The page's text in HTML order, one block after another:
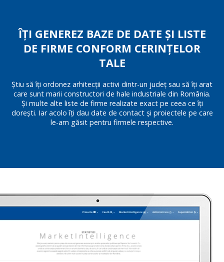
ÎȚI GENEREZ BAZE DE DATE ȘI LISTE
DE FIRME CONFORM CERINȚELOR
TALE
Știu să îți ordonez arhitecții activi dintr-un județ sau să îți arat
care sunt marii constructori de hale industriale din România.
Și multe alte liste de firme realizate exact pe ceea ce îți
dorești. Iar acolo îți dau date de contact și proiectele pe care
le-am găsit pentru firmele respective.